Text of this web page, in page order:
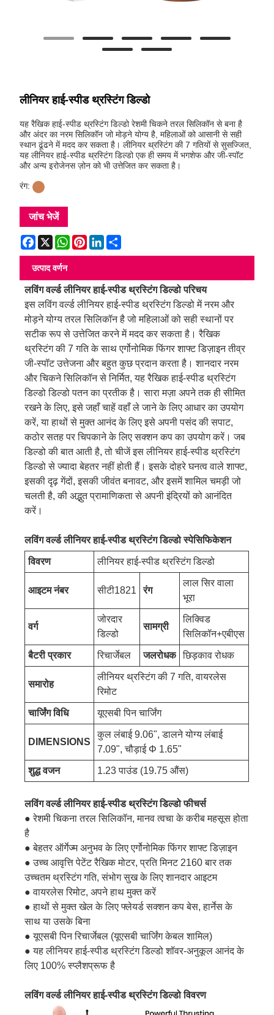
लीनियर हाई-स्पीड थ्रस्टिंग डिल्डो
यह रैखिक हाई-स्पीड थ्रस्टिंग डिल्डो रेशमी चिकने तरल सिलिकॉन से बना है
और अंदर का नरम सिलिकॉन जो मोड़ने योग्य है, महिलाओं को आसानी से सही
स्थान ढूंढने में मदद कर सकता है। लीनियर थ्रस्टिंग की 7 गतियों से सुसज्जित,
यह लीनियर हाई-स्पीड थ्रस्टिंग डिल्डो एक ही समय में भगशेफ और जी-स्पॉट
और अन्य इरोजेनस ज़ोन को भी उत्तेजित कर सकता है।
रंग:
जांच भेजें
Facebook
X WhatsApp
Pinterest
LinkedIn
उत्पाद वर्णन
लविंग वर्ल्ड लीनियर हाई-स्पीड थ्रस्टिंग डिल्डो परिचय
इस लविंग वर्ल्ड लीनियर हाई-स्पीड थ्रस्टिंग डिल्डो में नरम और
मोड़ने योग्य तरल सिलिकॉन है जो महिलाओं को सही स्थानों पर
सटीक रूप से उत्तेजित करने में मदद कर सकता है। रैखिक
थ्रस्टिंग की 7 गति के साथ एर्गोनोमिक फिंगर शाफ्ट डिज़ाइन तीव्र
जी-स्पॉट उत्तेजना और बहुत कुछ प्रदान करता है। शानदार नरम
और चिकने सिलिकॉन से निर्मित, यह रैखिक हाई-स्पीड थ्रस्टिंग
डिल्डो डिल्डो पतन का प्रतीक है। सारा मज़ा अपने तक ही सीमित
रखने के लिए, इसे जहाँ चाहें वहाँ ले जाने के लिए आधार का उपयोग
करें, या हाथों से मुक्त आनंद के लिए इसे अपनी पसंद की सपाट,
कठोर सतह पर चिपकाने के लिए सक्शन कप का उपयोग करें। जब
डिल्डो की बात आती है, तो चीजें इस लीनियर हाई-स्पीड थ्रस्टिंग
डिल्डो से ज्यादा बेहतर नहीं होती हैं। इसके दोहरे घनत्व वाले शाफ्ट,
इसकी दृढ़ गेंदों, इसकी जीवंत बनावट, और इसमें शामिल चमड़ी जो
चलती है, की अद्भुत प्रामाणिकता से अपनी इंद्रियों को आनंदित
करें।
लविंग वर्ल्ड लीनियर हाई-स्पीड थ्रस्टिंग डिल्डो स्पेसिफिकेशन
विवरण लीनियर हाई-स्पीड थ्रस्टिंग डिल्डो
आइटम नंबर सीटी1821 रंग
लाल सिर वाला
भूरा
वर्ग
जोरदार
डिल्डो
सामग्री
लिक्विड
सिलिकॉन+एबीएस
बैटरी प्रकार रिचार्जेबल जलरोधक छिड़काव रोधक
समारोह
लीनियर थ्रस्टिंग की 7 गति, वायरलेस
रिमोट
चार्जिंग विधि यूएसबी पिन चार्जिंग
DIMENSIONS
कुल लंबाई 9.06", डालने योग्य लंबाई
7.09", चौड़ाई Φ 1.65"
शुद्ध वजन 1.23 पाउंड (19.75 औंस)
लविंग वर्ल्ड लीनियर हाई-स्पीड थ्रस्टिंग डिल्डो फीचर्स
● रेशमी चिकना तरल सिलिकॉन, मानव त्वचा के करीब महसूस होता
है
● बेहतर ऑर्गेज्म अनुभव के लिए एर्गोनोमिक फिंगर शाफ्ट डिज़ाइन
● उच्च आवृत्ति पेटेंट रैखिक मोटर, प्रति मिनट 2160 बार तक
उच्चतम थ्रस्टिंग गति, संभोग सुख के लिए शानदार आइटम
● वायरलेस रिमोट, अपने हाथ मुक्त करें
● हाथों से मुक्त खेल के लिए फ्लेयर्ड सक्शन कप बेस, हार्नेस के
साथ या उसके बिना
● यूएसबी पिन रिचार्जेबल (यूएसबी चार्जिंग केबल शामिल)
● यह लीनियर हाई-स्पीड थ्रस्टिंग डिल्डो शॉवर-अनुकूल आनंद के
लिए 100% स्प्लैशप्रूफ है
लविंग वर्ल्ड लीनियर हाई-स्पीड थ्रस्टिंग डिल्डो विवरण